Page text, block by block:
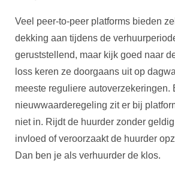
Veel peer-to-peer platforms bieden
dekking aan tijdens de
geruststellend, maar kijk goed naar
loss keren ze doorgaans uit op
meeste reguliere autoverzekeringen.
nieuwwaarderegeling zit er bij
niet in. Rijdt de huurder zonder
invloed of veroorzaakt de huurder
Dan ben je als verhuurder de klos.